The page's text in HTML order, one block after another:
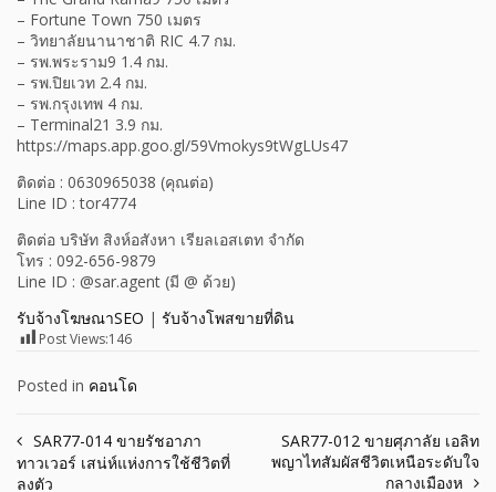
– Fortune Town 750 เมตร
– วิทยาลัยนานาชาติ RIC 4.7 กม.
– รพ.พระราม9 1.4 กม.
– รพ.ปิยเวท 2.4 กม.
– รพ.กรุงเทพ 4 กม.
– Terminal21 3.9 กม.
https://maps.app.goo.gl/59Vmokys9tWgLUs47
ติดต่อ : 0630965038 (คุณต่อ)
Line ID : tor4774
ติดต่อ บริษัท สิงห์อสังหา เรียลเอสเตท จำกัด
โทร : 092-656-9879
Line ID : @sar.agent (มี @ ด้วย)
รับจ้างโฆษณาSEO | รับจ้างโพสขายที่ดิน
Post Views:146
Posted in คอนโด
Post
navigation
SAR77-014 ขายรัชอาภา
ทาวเวอร์ เสน่ห์แห่งการใช้ชีวิตที่
ลงตัว
SAR77-012 ขายศุภาลัย เอลิท
พญาไทสัมผัสชีวิตเหนือระดับใจ
กลางเมืองห